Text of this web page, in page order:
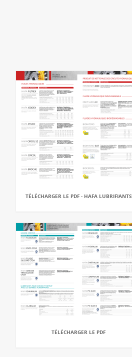
TÉLÉCHARGER LE PDF - HAFA LUBRIFIANTS
TÉLÉCHARGER LE PDF